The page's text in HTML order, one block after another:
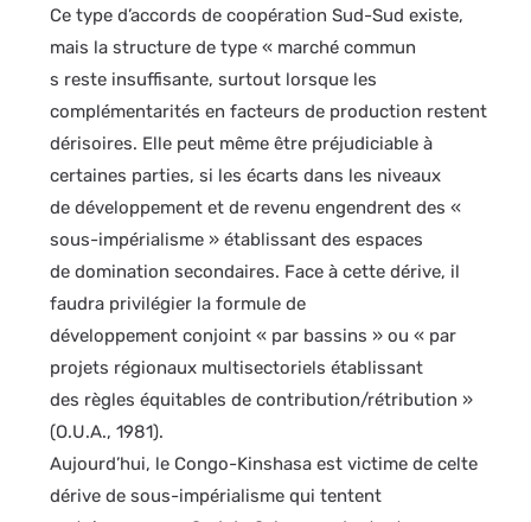
Ce type d’accords de coopération Sud-Sud existe,
mais la structure de type « marché commun
s reste insuffisante, surtout lorsque les
complémentarités en facteurs de production restent
dérisoires. Elle peut même être préjudiciable à
certaines parties, si les écarts dans les niveaux
de développement et de revenu engendrent des «
sous-impérialisme » établissant des espaces
de domination secondaires. Face à cette dérive, il
faudra privilégier la formule de
développement conjoint « par bassins » ou « par
projets régionaux multisectoriels établissant
des règles équitables de contribution/rétribution »
(O.U.A., 1981).
Aujourd’hui, le Congo-Kinshasa est victime de celte
dérive de sous-impérialisme qui tentent